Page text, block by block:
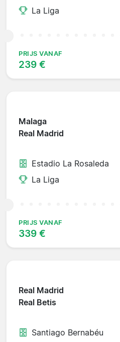
La Liga
PRIJS VANAF
239 €
Malaga
Real Madrid
Estadio La Rosaleda
La Liga
PRIJS VANAF
339 €
Real Madrid
Real Betis
Santiago Bernabéu